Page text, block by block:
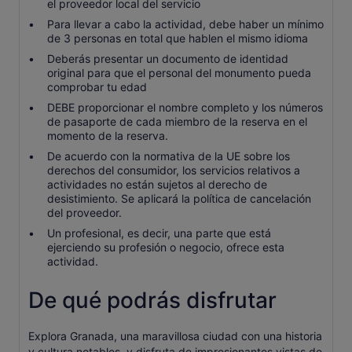
el proveedor local del servicio
Para llevar a cabo la actividad, debe haber un mínimo
de 3 personas en total que hablen el mismo idioma
Deberás presentar un documento de identidad
original para que el personal del monumento pueda
comprobar tu edad
DEBE proporcionar el nombre completo y los números
de pasaporte de cada miembro de la reserva en el
momento de la reserva.
De acuerdo con la normativa de la UE sobre los
derechos del consumidor, los servicios relativos a
actividades no están sujetos al derecho de
desistimiento. Se aplicará la política de cancelación
del proveedor.
Un profesional, es decir, una parte que está
ejerciendo su profesión o negocio, ofrece esta
actividad.
De qué podrás disfrutar
Explora Granada, una maravillosa ciudad con una historia